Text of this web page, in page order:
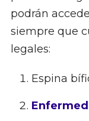
podrán
siempre que
legales:
Espina